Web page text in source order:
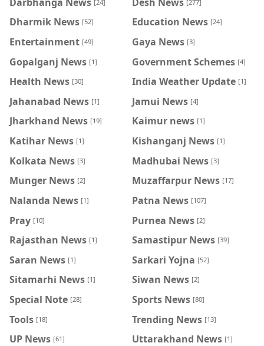
[24] [277]
Dharmik News [52] Education News [24]
Entertainment [49] Gaya News [3]
Gopalganj News [1] Government Schemes [4]
Health News [30] India Weather Update [1]
Jahanabad News [1] Jamui News [4]
Jharkhand News [19] Kaimur news [1]
Katihar News [1] Kishanganj News [1]
Kolkata News [3] Madhubai News [3]
Munger News [2] Muzaffarpur News [17]
Nalanda News [1] Patna News [107]
Pray [10] Purnea News [2]
Rajasthan News [1] Samastipur News [39]
Saran News [1] Sarkari Yojna [52]
Sitamarhi News [1] Siwan News [2]
Special Note [28] Sports News [80]
Tools [18] Trending News [13]
UP News [61] Uttarakhand News [1]